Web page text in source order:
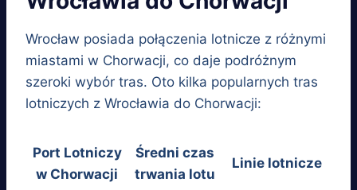
Wrocław posiada połączenia lotnicze z różnymi
miastami w Chorwacji, co daje podróżnym
szeroki wybór tras. Oto kilka popularnych tras
lotniczych z Wrocławia do Chorwacji:
Port Lotniczy
w Chorwacji
Średni czas
trwania lotu
Linie lotnicze